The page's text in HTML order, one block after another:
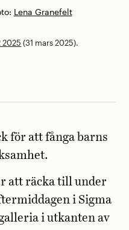
Lena Granefelt
2025 (31 mars 2025).
för att fånga barns
att räcka till under
i Sigma
i utkanten av